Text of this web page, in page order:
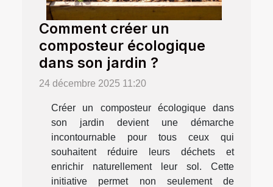
Comment créer un
composteur écologique
dans son jardin ?
24 décembre 2025 11:20
Créer un composteur écologique dans
son jardin devient une démarche
incontournable pour tous ceux qui
souhaitent réduire leurs déchets et
enrichir naturellement leur sol. Cette
initiative permet non seulement de